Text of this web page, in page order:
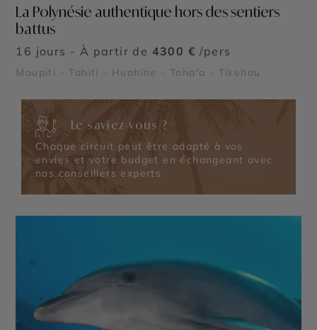
La Polynésie authentique hors des sentiers
battus
16 jours - À partir de 4300 € /pers
Maupiti - Tahiti - Huahine - Taha'a - Tikehau
Le saviez-vous ?
Chaque circuit peut être adapté à vos
envies et votre budget en échangeant avec
nos conseillers experts.